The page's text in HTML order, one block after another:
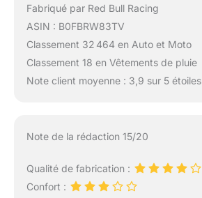
Fabriqué par Red Bull Racing
ASIN : B0FBRW83TV
Classement 32 464 en Auto et Moto
Classement 18 en Vêtements de pluie
Note client moyenne : 3,9 sur 5 étoiles
Note de la rédaction 15/20
Qualité de fabrication :
Confort :